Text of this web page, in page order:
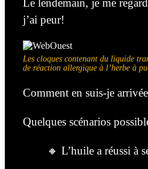
Le lendemain, je me
j’ai peur!
Les cloques contenant du liquide
de réaction allergique à l’herbe à
Comment en suis-je
Quelques scénarios
🔸 L’huile a réussi à